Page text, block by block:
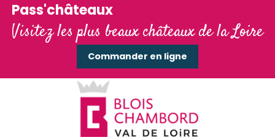
Pass'châteaux
Visitez les plus beaux châteaux de la Loire
Commander en ligne